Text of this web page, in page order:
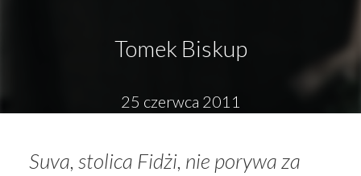
Tomek Biskup
25 czerwca 2011
Suva, stolica Fidżi, nie porywa za